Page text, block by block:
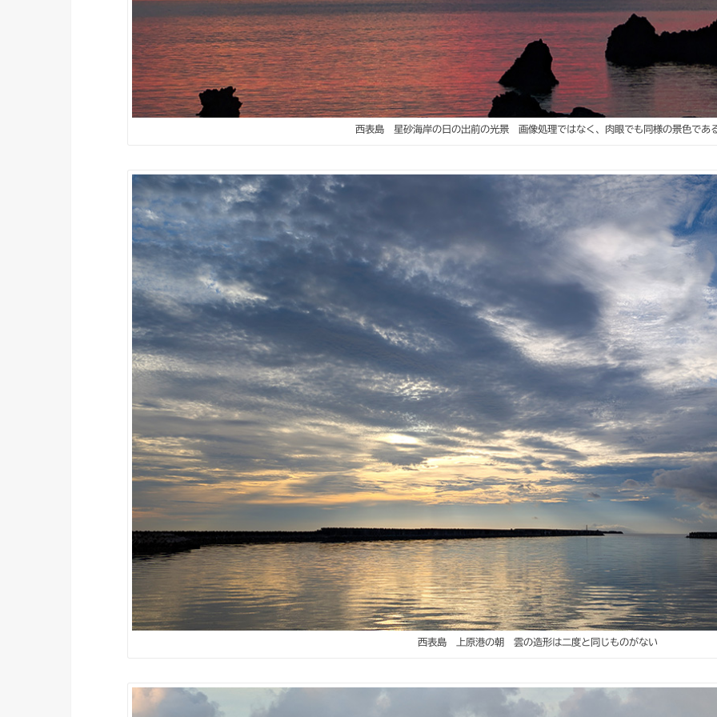
西表島 星砂海岸の日の出前の光景 画像処理ではなく、肉眼でも同様の景色であ
西表島 上原港の朝 雲の造形は二度と同じものがない